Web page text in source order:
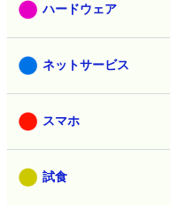
ハードウェア
ネットサービス
スマホ
試食